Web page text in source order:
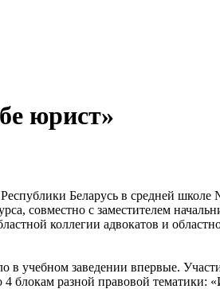
юрист»
Беларусь в средней школе
совместно с заместителем
коллегии адвокатов и
в учебном заведении впервые.
блокам разной правовой тематики: